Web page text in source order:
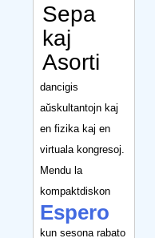
Sepa
kaj
Asorti
dancigis
aŭskultantojn kaj
en fizika kaj en
virtuala kongresoj.
Mendu la
kompaktdiskon
Espero
kun sesona rabato